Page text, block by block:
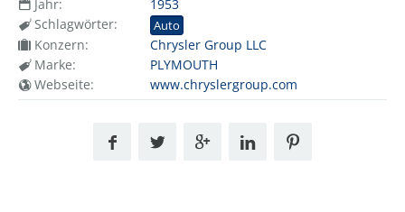
Jahr:
1953
Schlagwörter:
Auto
Konzern:
Chrysler Group LLC
Marke:
PLYMOUTH
Webseite:
www.chryslergroup.com